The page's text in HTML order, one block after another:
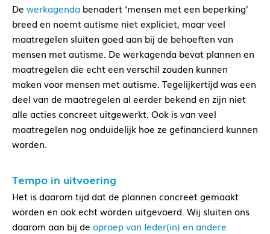
De werkagenda benadert ‘mensen met een beperking’
breed en noemt autisme niet expliciet, maar veel
maatregelen sluiten goed aan bij de behoeften van
mensen met autisme. De werkagenda bevat plannen en
maatregelen die echt een verschil zouden kunnen
maken voor mensen met autisme. Tegelijkertijd was een
deel van de maatregelen al eerder bekend en zijn niet
alle acties concreet uitgewerkt. Ook is van veel
maatregelen nog onduidelijk hoe ze gefinancierd kunnen
worden.
Tempo in uitvoering
Het is daarom tijd dat de plannen concreet gemaakt
worden en ook echt worden uitgevoerd. Wij sluiten ons
daarom aan bij de oproep van Ieder(in) en andere